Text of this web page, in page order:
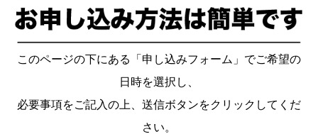
このページの下にある「申し込みフォーム」でご希望の
日時を選択し、
必要事項をご記入の上、送信ボタンをクリックしてくだ
さい。